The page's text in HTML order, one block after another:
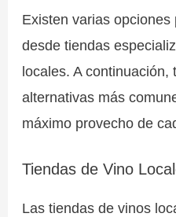
Existen varias opciones
desde tiendas
locales. A continuación,
alternativas más
máximo provecho de
Tiendas de Vino
Las tiendas de vinos